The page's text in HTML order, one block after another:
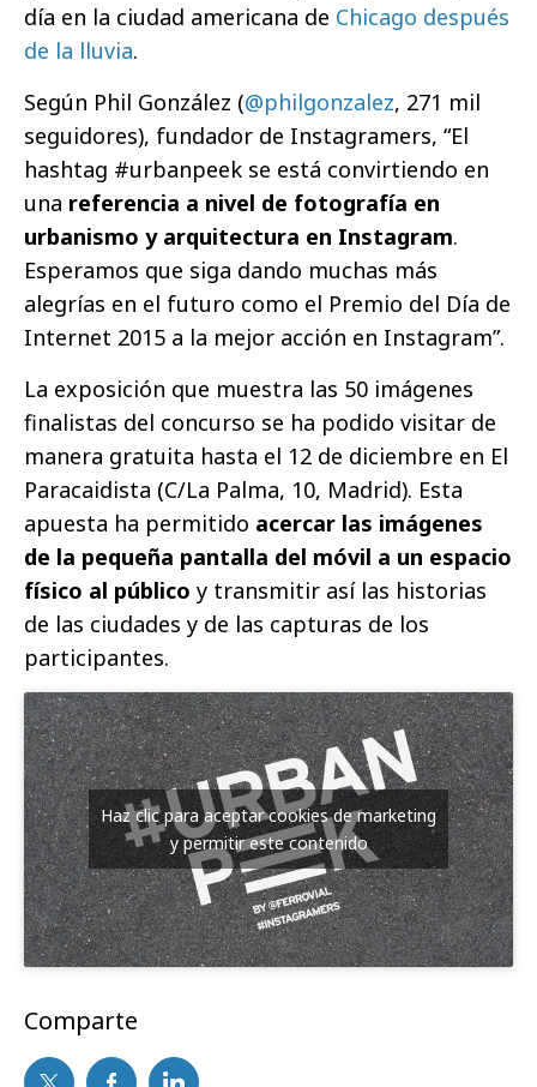
día en la ciudad americana de Chicago después
de la lluvia.
Según Phil González (@philgonzalez, 271 mil
seguidores), fundador de Instagramers, “El
hashtag #urbanpeek se está convirtiendo en
una referencia a nivel de fotografía en
urbanismo y arquitectura en Instagram.
Esperamos que siga dando muchas más
alegrías en el futuro como el Premio del Día de
Internet 2015 a la mejor acción en Instagram”.
La exposición que muestra las 50 imágenes
finalistas del concurso se ha podido visitar de
manera gratuita hasta el 12 de diciembre en El
Paracaidista (C/La Palma, 10, Madrid). Esta
apuesta ha permitido acercar las imágenes
de la pequeña pantalla del móvil a un espacio
físico al público y transmitir así las historias
de las ciudades y de las capturas de los
participantes.
Haz clic para aceptar cookies de marketing
y permitir este contenido
Comparte